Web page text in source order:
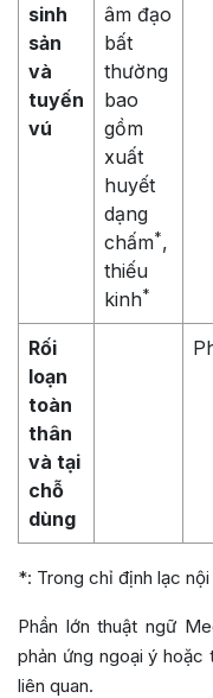
sinh
sản
và
tuyến
vú
âm đạo
bất
thường
bao
gồm
xuất
huyết
dạng
chấm*,
thiếu
kinh*
Rối
loạn
toàn
thân
và tại
chỗ
dùng
*: Trong chỉ định lạc
Phần lớn thuật ngữ
phản ứng ngoại ý
liên quan.